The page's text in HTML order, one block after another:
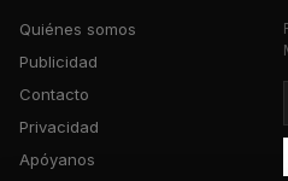
Quiénes somos
Publicidad
Contacto
Privacidad
Apóyanos